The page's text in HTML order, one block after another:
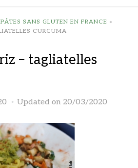
SANS GLUTEN EN FRANCE »
CURCUMA
– tagliatelles
Updated on 20/03/2020